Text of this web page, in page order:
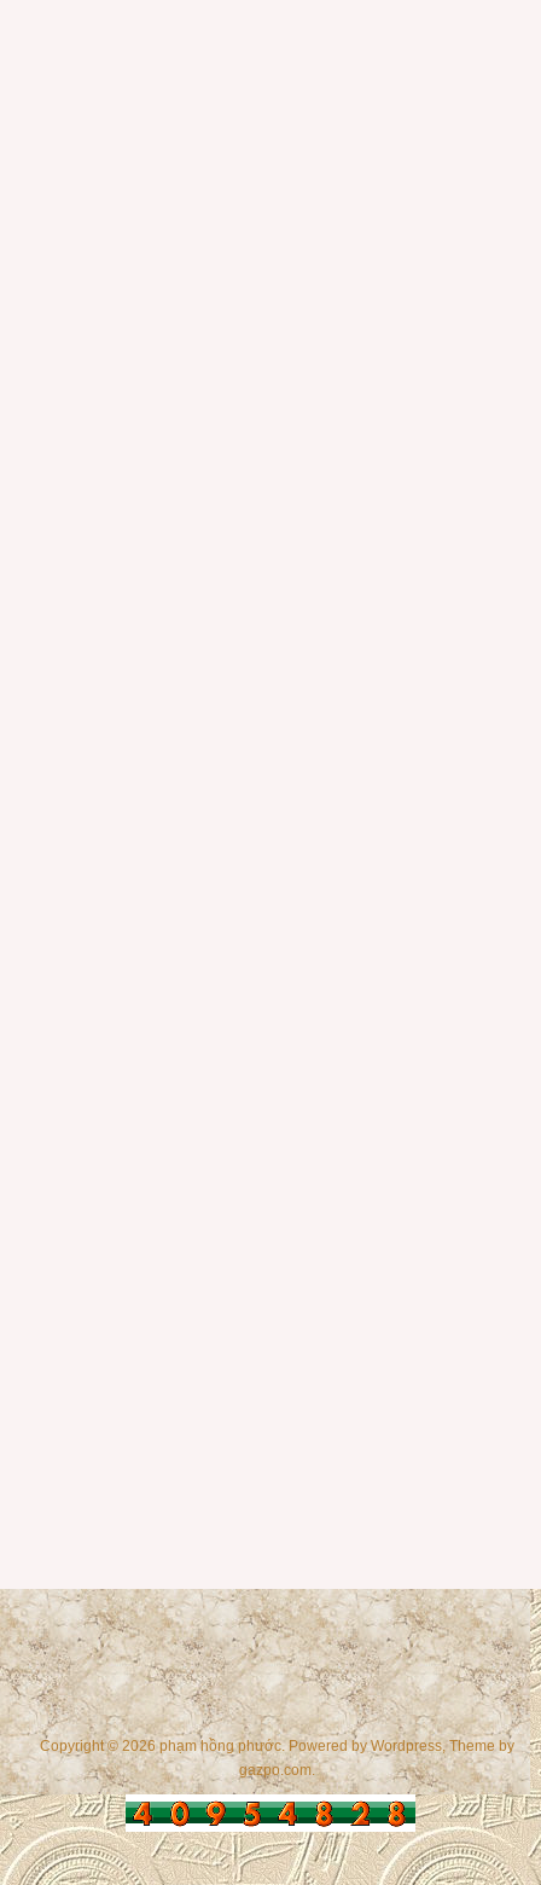
Copyright © 2026 phạm hồng phước. Powered byWordpress , Theme by
gazpo.com.